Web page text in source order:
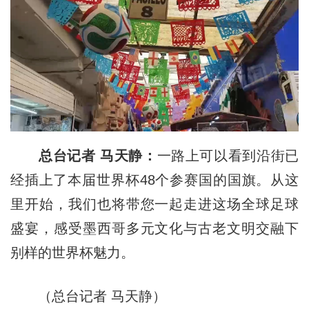
总台记者 马天静： 一路上可以看到沿街已
经插上了本届世界杯48个参赛国的国旗。从这
里开始，我们也将带您一起走进这场全球足球
盛宴，感受墨西哥多元文化与古老文明交融下
别样的世界杯魅力。
（总台记者 马天静）